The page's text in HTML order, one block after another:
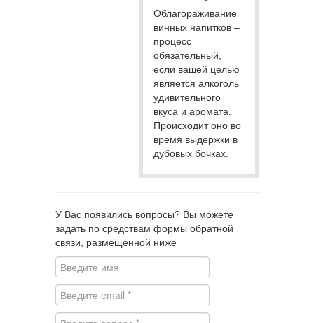
Облагораживание
винных напитков –
процесс
обязательный,
если вашей целью
является алкоголь
удивительного
вкуса и аромата.
Происходит оно во
время выдержки в
дубовых бочках.
У Вас появились вопросы? Вы можете
задать по средствам формы обратной
связи, размещенной ниже